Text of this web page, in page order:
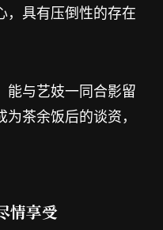
，具有压倒性的存在
能与艺妓一同合影留
茶余饭后的谈资，
情享受